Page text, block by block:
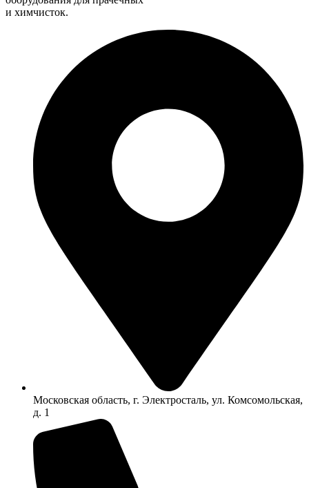
и химчисток.
Московская область, г. Электросталь, ул. Комсомольская,
д. 1